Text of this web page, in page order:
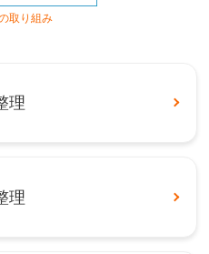
取り組み
理
理